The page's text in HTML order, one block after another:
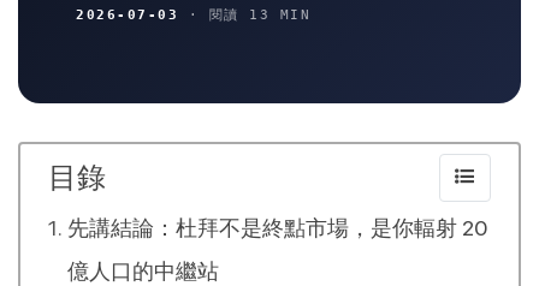
2026-07-03
· 閱讀 13 MIN
目錄
先講結論：杜拜不是終點市場，是你輻射 20
億人口的中繼站